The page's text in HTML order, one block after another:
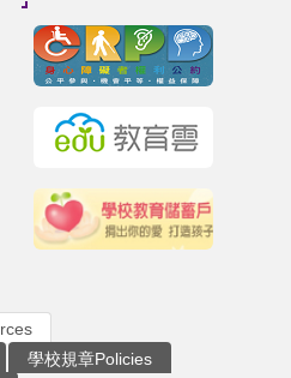
學校規章Policies